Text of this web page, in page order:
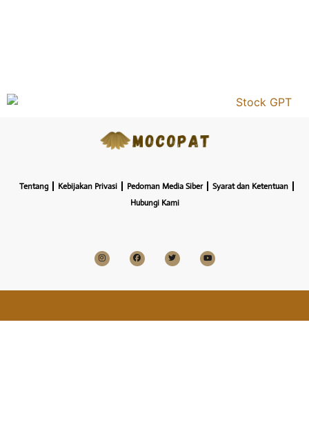
Tentang Kebijakan Privasi Pedoman Media Siber
Syarat dan Ketentuan
Hubungi Kami